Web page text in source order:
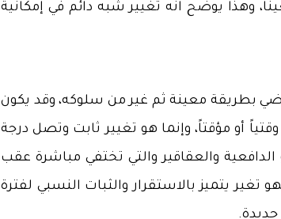
وهذا يوضح انه تغيير شبه دائم في إمكانية
بطريقة معينة ثم غير من سلوكه، وقد يكون
أو مؤقتاً، وإنما هو تغيير ثابت وتصل درجة
الدافعية والعقاقير والتي تختفي مباشرة عقب
تغير يتميز بالاستقرار والثبات النسبي لفترة